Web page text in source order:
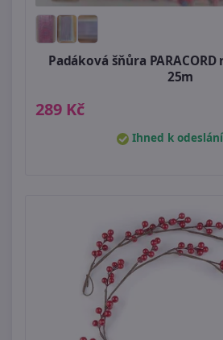
Padáková šňůra
25m
289 Kč
Ihned k odeslání